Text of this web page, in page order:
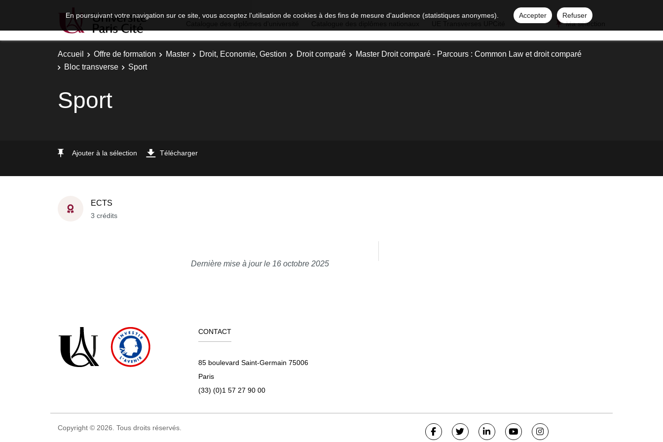
En poursuivant votre navigation sur ce site, vous acceptez l'utilisation de cookies à des fins de mesure d'audience (statistiques anonymes). Accepter
Refuser
Ma sélection
Accueil Offre de formation Master Droit, Economie, Gestion Droit comparé
Master Droit comparé - Parcours : Common Law et droit comparé
Bloc transverse
Sport
Sport
Ajouter à la sélection Télécharger
ECTS
3 crédits
Dernière mise à jour le 16 octobre 2025
CONTACT
85 boulevard Saint-Germain 75006
Paris
(33) (0)1 57 27 90 00
Copyright © 2026. Tous droits réservés.